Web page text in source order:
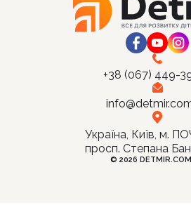
+38 (067) 449-
Україна, Київ, м.
просп. Степана
© 2026